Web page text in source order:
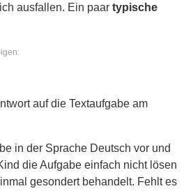
ausfallen. Ein paar typische
auf die Textaufgabe am
in der Sprache Deutsch vor und
die Aufgabe einfach nicht lösen
gesondert behandelt. Fehlt es